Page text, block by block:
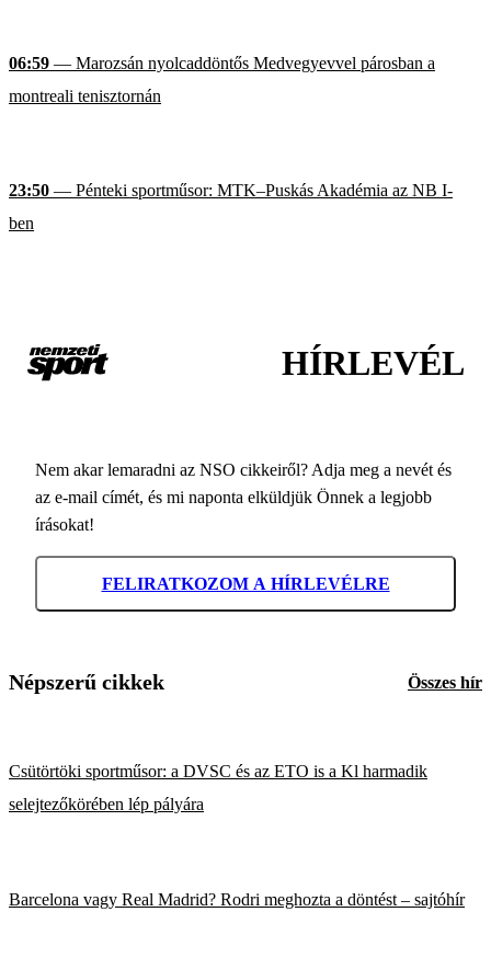
06:59 — Marozsán nyolcaddöntős Medvegyevvel párosban a
montreali tenisztornán
23:50 — Pénteki sportműsor: MTK–Puskás Akadémia az NB I-
ben
HÍRLEVÉL
Nem akar lemaradni az NSO cikkeiről? Adja meg a nevét és
az e-mail címét, és mi naponta elküldjük Önnek a legjobb
írásokat!
FELIRATKOZOM A HÍRLEVÉLRE
Népszerű cikkek Összes hír
Csütörtöki sportműsor: a DVSC és az ETO is a Kl harmadik
selejtezőkörében lép pályára
Barcelona vagy Real Madrid? Rodri meghozta a döntést – sajtóhír